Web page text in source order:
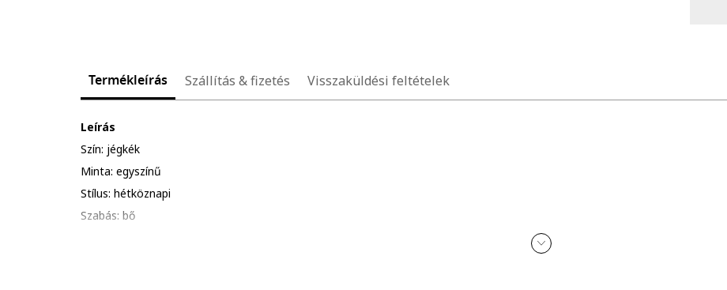
Termékleírás Szállítás & fizetés Visszaküldési feltételek
Leírás
Szín: jégkék
Minta: egyszínű
Stílus: hétköznapi
Szabás: bő